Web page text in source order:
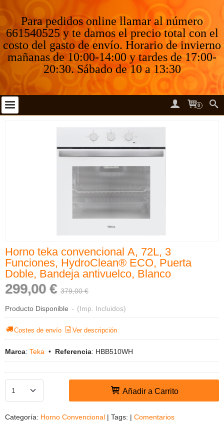
Para pedidos online llamar al número
661540525 y te damos el precio total con el
costo del gasto de envío. Horario de invierno
mañanas de 10:00-14:00 y tardes de 17:00-
20:30. Sábado de 10 a 13:30
0
Horno teka convencional A, 72L, 3
Funciones, HydroClean® ECO, Puerta
Doble, Bandeja antivuelco, Blanco
299,00 € 379,00 €
Producto Disponible - (Imp. Incluidos)
Costes de envío Ver descripción
Marca: Teka • Referencia: HBB510WH
Añadir a Carrito
Categoría: Horno Convencional | Tags: | Comentarios